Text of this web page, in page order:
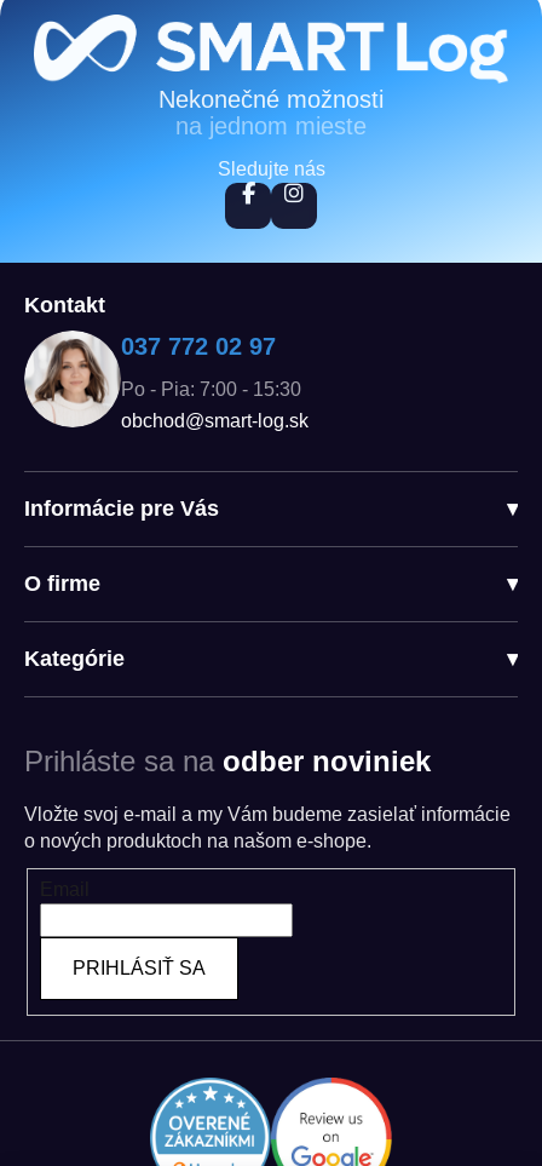
Zápätie
Nekonečné možnosti
na jednom mieste
Sledujte nás
Kontakt
037 772 02 97
Po - Pia: 7:00 - 15:30
obchod@smart-log.sk
Informácie pre Vás ▾
O firme ▾
Kategórie ▾
Prihláste sa na odber noviniek
Vložte svoj e-mail a my Vám budeme zasielať informácie
o nových produktoch na našom e-shope.
PRIHLÁSIŤ SA